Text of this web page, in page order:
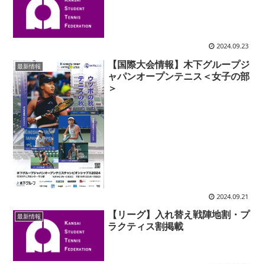
2024.09.23
最新情報
【国際大会情報】木下グループジ
ャパンオープンテニス＜女子の部
＞
2024.09.21
最新情報
【リーグ】入れ替え戦陣地割・プ
ラクティス割掲載